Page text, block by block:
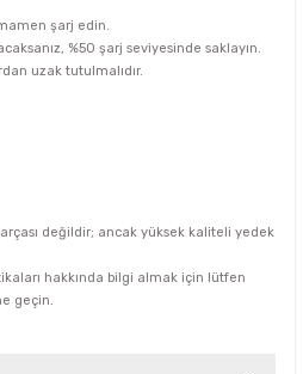
şarj edin.
%50 şarj seviyesinde saklayın.
uzak tutulmalıdır.
değildir; ancak yüksek kaliteli yedek
hakkında bilgi almak için lütfen
geçin.